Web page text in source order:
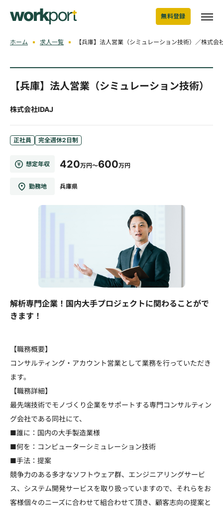
無料登録
ホーム 求人一覧 【兵庫】法人営業（シミュレーション技術）／株式会
【兵庫】法人営業（シミュレーション技術）
株式会社IDAJ
正社員 完全週休2日制
想定年収 420万円～600万円
勤務地 兵庫県
解析専門企業！国内大手プロジェクトに関わることがで
きます！
【職務概要】
コンサルティング・アカウント営業として業務を行っていただき
ます。
【職務詳細】
最先端技術でモノづくり企業をサポートする専門コンサルティン
グ会社である同社にて、
■誰に：国内の大手製造業様
■何を：コンピューターシミュレーション技術
■手法：提案
競争力のある多才なソフトウェア群、エンジニアリングサービ
ス、システム開発サービスを取り扱っていますので、それらをお
客様個々のニーズに合わせて組合わせて頂き、顧客志向の提案と